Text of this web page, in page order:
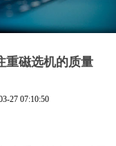
重磁选机的质量
27 07:10:50